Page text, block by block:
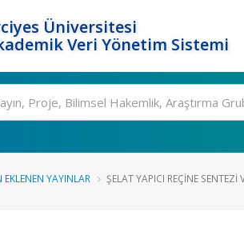
Üniversitesi
Veri Yönetim Sistemi
EKLENEN YAYINLAR ŞELAT YAPICI REÇINE SENTEZI